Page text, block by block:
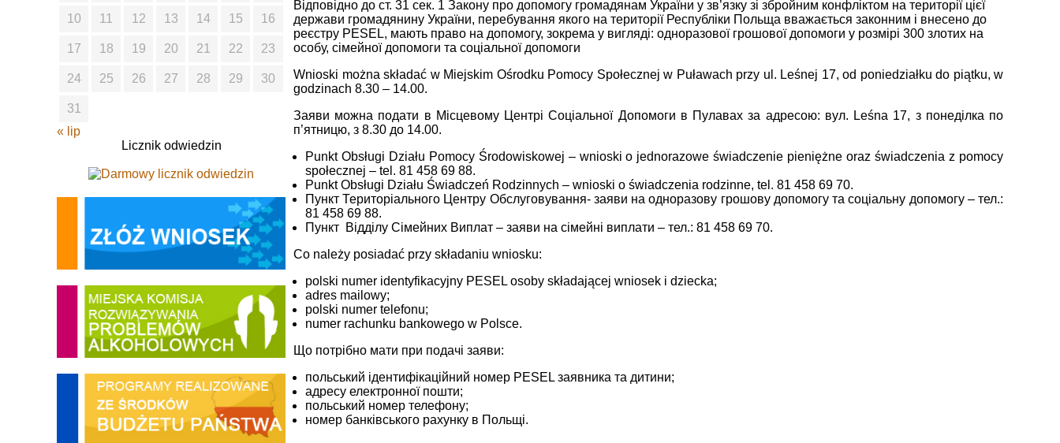
Відповідно до ст. 31 сек. 1 Закону про допомогу громадянам України у зв’язку зі збройним конфліктом на території цієї
держави громадянину України, перебування якого на території Республіки Польща вважається законним і внесено до
реєстру PESEL, мають право на допомогу, зокрема у вигляді: одноразової грошової допомоги у розмірі 300 злотих на
особу, сімейної допомоги та соціальної допомоги
Wnioski można składać w Miejskim Ośrodku Pomocy Społecznej w Puławach przy ul. Leśnej 17, od poniedziałku do piątku, w
godzinach 8.30 – 14.00.
Заяви можна подати в Місцевому Центрі Соціальної Допомоги в Пулавах за адресою: вул. Leśna 17, з понеділка по
п’ятницю, з 8.30 до 14.00.
Punkt Obsługi Działu Pomocy Środowiskowej – wnioski o jednorazowe świadczenie pieniężne oraz świadczenia z pomocy
społecznej – tel. 81 458 69 88.
Punkt Obsługi Działu Świadczeń Rodzinnych – wnioski o świadczenia rodzinne, tel. 81 458 69 70.
Пункт Територіального Центру Обслуговування- заяви на одноразову грошову допомогу та соціальну допомогу – тел.:
81 458 69 88.
Пункт Відділу Сімейних Виплат – заяви на сімейні виплати – тел.: 81 458 69 70.
Co należy posiadać przy składaniu wniosku:
polski numer identyfikacyjny PESEL osoby składającej wniosek i dziecka;
adres mailowy;
polski numer telefonu;
numer rachunku bankowego w Polsce.
Що потрібно мати при подачі заяви:
польський ідентифікаційний номер PESEL заявника та дитини;
адресу електронної пошти;
польський номер телефону;
номер банківського рахунку в Польщі.
10 11 12 13 14 15 16
17 18 19 20 21 22 23
24 25 26 27 28 29 30
31
« lip
Licznik odwiedzin